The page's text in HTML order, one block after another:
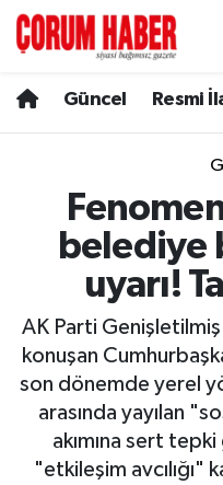
Güncel Resmi
belediye
uyarı!
AK Parti Genişletilmiş
konuşan
son dönemde yerel
arasında yayılan
akımına sert
"etkileşim avcılığı"
Spor
Resmi İlanlar
Alaca
Bayat
Boğazkale
Dodurga
İskilip
Hava Durumu
Çorum Namaz
Trafik Durumu
Süper Lig Puan
Tüm Manşetler
Son Dakika
Haber Arşivi